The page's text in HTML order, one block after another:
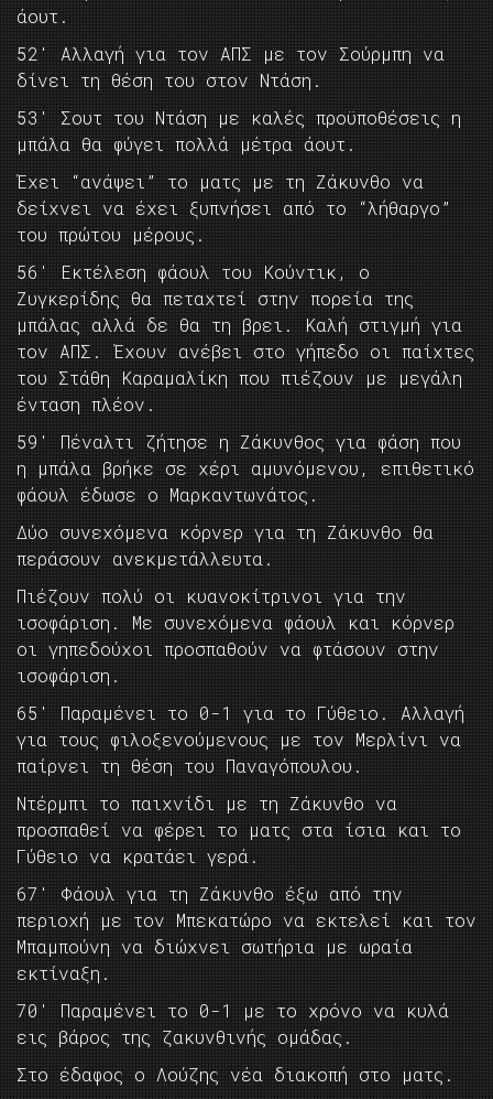
άουτ.
52′ Αλλαγή για τον ΑΠΣ με τον Σούρμπη να
δίνει τη θέση του στον Ντάση.
53′ Σουτ του Ντάση με καλές προϋποθέσεις η
μπάλα θα φύγει πολλά μέτρα άουτ.
Έχει “ανάψει” το ματς με τη Ζάκυνθο να
δείχνει να έχει ξυπνήσει από το “λήθαργο”
του πρώτου μέρους.
56′ Εκτέλεση φάουλ του Κούντικ, ο
Ζυγκερίδης θα πεταχτεί στην πορεία της
μπάλας αλλά δε θα τη βρει. Καλή στιγμή για
τον ΑΠΣ. Έχουν ανέβει στο γήπεδο οι παίχτες
του Στάθη Καραμαλίκη που πιέζουν με μεγάλη
ένταση πλέον.
59′ Πέναλτι ζήτησε η Ζάκυνθος για φάση που
η μπάλα βρήκε σε χέρι αμυνόμενου, επιθετικό
φάουλ έδωσε ο Μαρκαντωνάτος.
Δύο συνεχόμενα κόρνερ για τη Ζάκυνθο θα
περάσουν ανεκμετάλλευτα.
Πιέζουν πολύ οι κυανοκίτρινοι για την
ισοφάριση. Με συνεχόμενα φάουλ και κόρνερ
οι γηπεδούχοι προσπαθούν να φτάσουν στην
ισοφάριση.
65′ Παραμένει το 0-1 για το Γύθειο. Αλλαγή
για τους φιλοξενούμενους με τον Μερλίνι να
παίρνει τη θέση του Παναγόπουλου.
Ντέρμπι το παιχνίδι με τη Ζάκυνθο να
προσπαθεί να φέρει το ματς στα ίσια και το
Γύθειο να κρατάει γερά.
67′ Φάουλ για τη Ζάκυνθο έξω από την
περιοχή με τον Μπεκατώρο να εκτελεί και τον
Μπαμπούνη να διώχνει σωτήρια με ωραία
εκτίναξη.
70′ Παραμένει το 0-1 με το χρόνο να κυλά
εις βάρος της ζακυνθινής ομάδας.
Στο έδαφος ο Λούζης νέα διακοπή στο ματς.